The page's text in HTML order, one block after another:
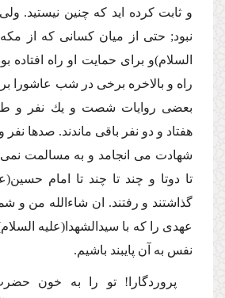
و ثابت كرده اید كه چنین نیستید.
نبود; حتى از میان كسانى كه از مكه
السلام)و براى حمایت او راه افتاده
راه و بالاخره برخى در شب عاشورا
بعضى روایات شصت و یك نفر و
هفتاد و دو نفر باقى ماندند. صدها نفر
شهادت مى انجامد و به مسالمت
تا دوتا و چند تا چند تا امام
گذاشتند و رفتند. ان شاءالله من و
عهدى را كه با سیدالشهدا(علیه
نفس به آن پایبند باشیم.
پروردگارا! تو را به خون